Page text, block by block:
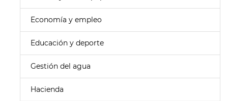
Economía y empleo
Educación y deporte
Gestión del agua
Hacienda